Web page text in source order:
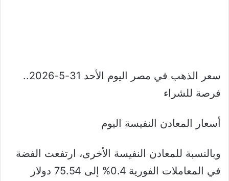
سعر الذهب في مصر اليوم الأحد 31-5-2026..
فرصة للشراء
أسعار المعادن النفيسة اليوم
وبالنسبة للمعادن النفيسة الأخرى، ارتفعت الفضة
في المعاملات الفورية 0.4% إلى 75.54 دولار